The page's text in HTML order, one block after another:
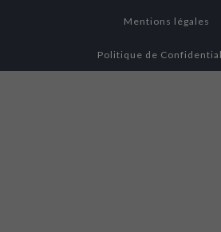
Mentions légales
Politique de